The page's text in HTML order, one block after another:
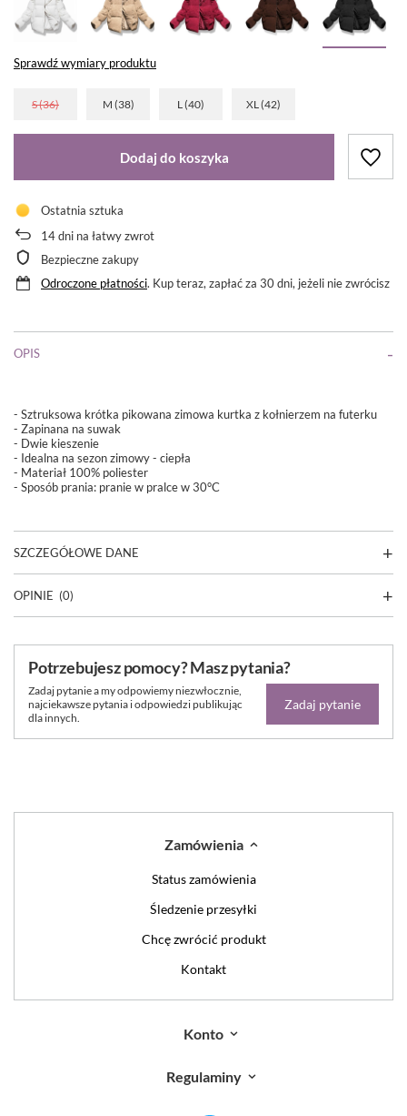
Sprawdź wymiary produktu
S (36) M (38) L (40) XL (42)
Dodaj do koszyka
Ostatnia sztuka
14dni na łatwy zwrot
Bezpieczne zakupy
Odroczone płatności. Kup teraz, zapłać za 30 dni, jeżeli nie zwrócisz
OPIS
- Sztruksowa krótka pikowana zimowa kurtka z kołnierzem na futerku
- Zapinana na suwak
- Dwie kieszenie
- Idealna na sezon zimowy - ciepła
- Materiał 100% poliester
- Sposób prania: pranie w pralce w 30°C
SZCZEGÓŁOWE DANE
OPINIE (0)
Potrzebujesz pomocy? Masz pytania?
Zadaj pytanie a my odpowiemy niezwłocznie,
najciekawsze pytania i odpowiedzi publikując
dla innych.
Zadaj pytanie
Zamówienia
Status zamówienia
Śledzenie przesyłki
Chcę zwrócić produkt
Kontakt
Konto
Regulaminy